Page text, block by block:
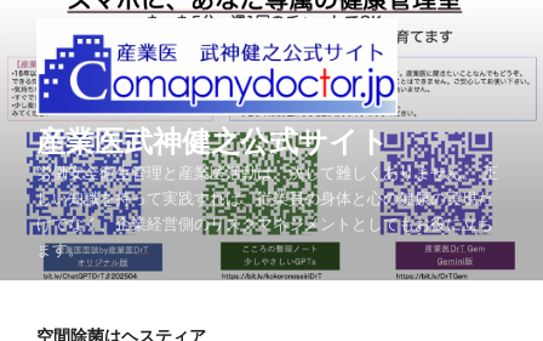
テ
ン
プ
産業医武神健之公式サイト
労働安全衛生管理と産業医活動は、決して難しくありません。 正
しい知識を持って実践すれば、従業員の身体と心の健康の実現だ
けでなく、企業経営側のリスクマネジメントとしてもお役に立ち
ます。
空間除菌はヘスティア